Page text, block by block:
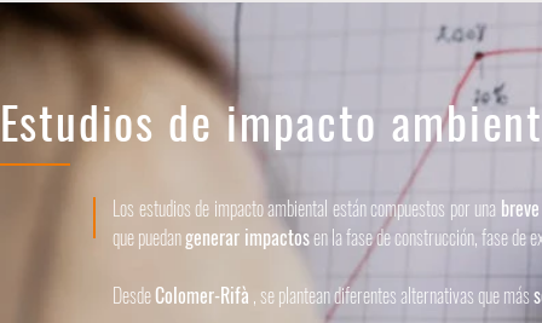
Los estudios de impacto ambiental están compuestos por una
que puedangenerar impactosen la fase de construcción, fase de
DesdeColomer-Rifà , se plantean diferentes alternativas que más
Estudios de impacto